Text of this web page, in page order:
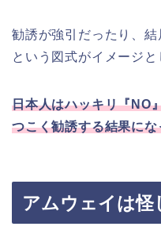
勧誘が強引だったり、
という図式がイメージと
日本人はハッキリ『NO
つこく勧誘する結果に
アムウェイは怪